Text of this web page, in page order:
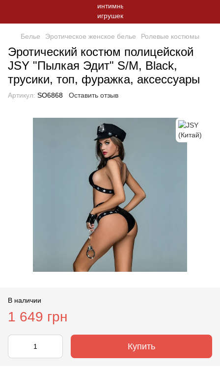
Белье Эротическое женское белье Ролевые костюмы
Эротический костюм полицейской
JSY "Пылкая Эдит" S/M, Black,
трусики, топ, фуражка, аксессуары
Артикул: SO6868 Оставить отзыв
В наличии
1 649 грн
Купить